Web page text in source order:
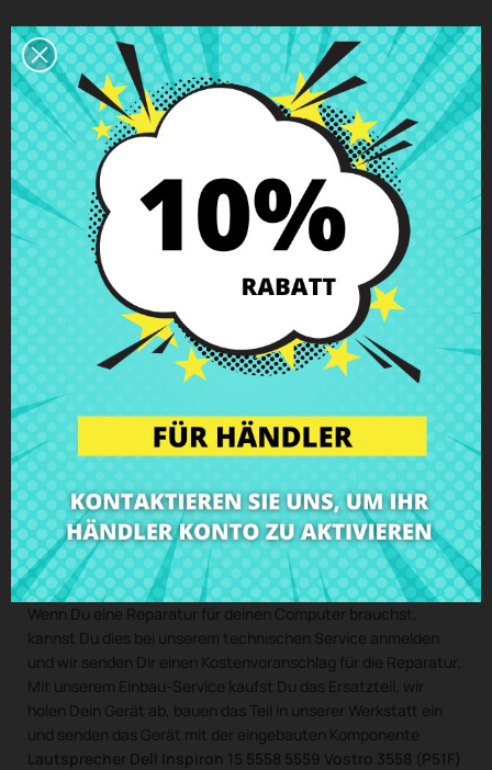
Beschreibung
Produkt Details
Klassen
Bewertungen
Lautsprecher Dell Inspiron 15 5558
5559 Vostro 3558 (P51F)
KaufeLautsprecher Dell Inspiron 15 5558 5559 Vostro 3558
(P51F)zum besten Preis bei CRParts - GEBRAUCHTES
ORIGINALPRODUKT - auch mit unserem Einbau-Service
verfügbar.
Wenn Du eine Reparatur für deinen Computer brauchst,
kannst Du dies bei unserem technischen Service anmelden
und wir senden Dir einen Kostenvoranschlag für die Reparatur.
Mit unserem Einbau-Service kaufst Du das Ersatzteil, wir
holen Dein Gerät ab, bauen das Teil in unserer Werkstatt ein
und senden das Gerät mit der eingebauten Komponente
Lautsprecher Dell Inspiron 15 5558 5559 Vostro 3558 (P51F)